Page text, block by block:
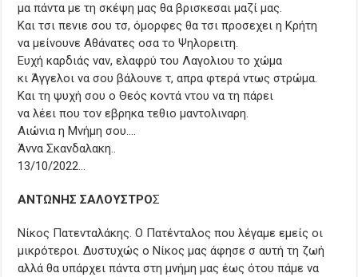
μα πάντα με τη σκέψη μας θα βρισκεσαι μαζί μας.
Και τσι πενιε σου τσ, όμορφες θα τσι προσεχει η Κρήτη
να μείνουνε Αθάνατες οσα το Ψηλορειτη.
Ευχή καρδιάς ναν, ελαφρύ του Λαγολιου το χώμα
κι Άγγελοι να σου βάλουνε τ, απρα φτερά ντως στρώμα.
Και τη ψυχή σου ο Θεός κοντά ντου να τη πάρει
να λέει που τον εβρηκα τεθιο μαντολιναρη.
Αιώνια η Μνήμη σου….
Άννα Σκανδαλακη..
13/10/2022…
ΑΝΤΩΝΗΣ ΣΑΛΟΥΣΤΡΟΣ
Νίκος Πατενταλάκης. Ο Πατένταλος που λέγαμε εμείς οι
μικρότεροι. Δυστυχώς ο Νίκος μας άφησε σ αυτή τη ζωή
αλλά θα υπάρχει πάντα στη μνήμη μας έως ότου πάμε να